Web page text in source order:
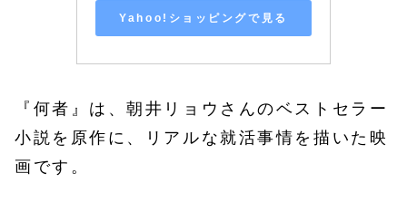
Yahoo!ショッピングで見る
『何者』は、朝井リョウさんのベストセラー
小説を原作に、リアルな就活事情を描いた映
画です。